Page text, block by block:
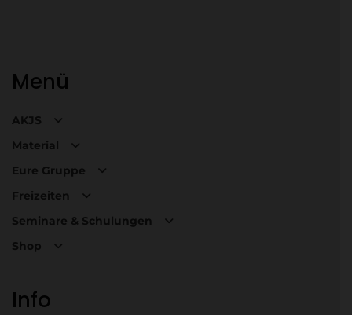
Menü
AKJS
Material
Eure Gruppe
Freizeiten
Seminare & Schulungen
Shop
Info